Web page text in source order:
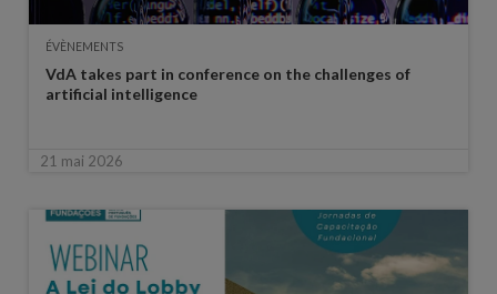
ÉVÈNEMENTS
VdA takes part in conference on the challenges of
artificial intelligence
21 mai 2026